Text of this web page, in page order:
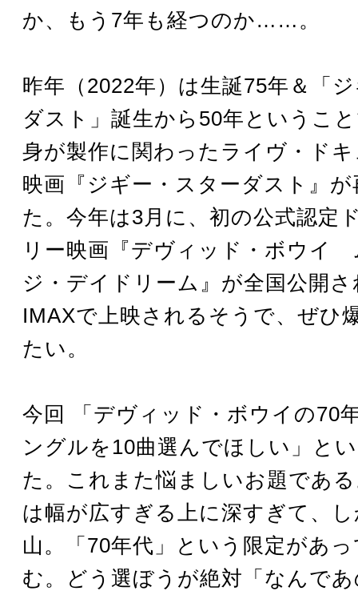
か、もう7年も経つのか……。
昨年（2022年）は生誕75年＆「
ダスト」誕生から50年というこ
身が製作に関わったライヴ・ド
映画『ジギー・スターダスト』
た。今年は3月に、初の公式認定
リー映画『デヴィッド・ボウイ
ジ・デイドリーム』が全国公開
IMAXで上映されるそうで、ぜひ
たい。
今回 「デヴィッド・ボウイの70
ングルを10曲選んでほしい」と
た。これまた悩ましいお題であ
は幅が広すぎる上に深すぎて、
山。「70年代」という限定があ
む。どう選ぼうが絶対「なんで